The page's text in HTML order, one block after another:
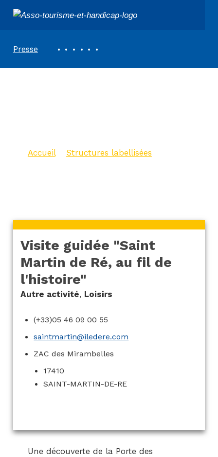
ASSOCIATION TOURISME ET HANDICAPS
Presse
Accueil> Structures labellisées
Visite guidée "Saint
Martin de Ré, au fil de
l'histoire"
Autre activité, Loisirs
(+33)05 46 09 00 55
saintmartin@iledere.com
ZAC des Mirambelles
17410
SAINT-MARTIN-DE-RE
Une découverte de la Porte des